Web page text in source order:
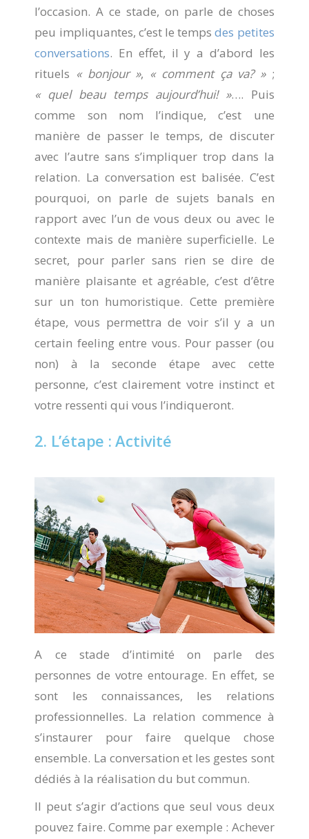
l’occasion. A ce stade, on parle de choses
peu impliquantes, c’est le tempsdes petites
conversations. En effet, il y a d’abord les
rituels « bonjour », « comment ça va? »;
« quel beau temps aujourd’hui! »…. Puis
comme son nom l’indique, c’est une
manière de passer le temps, de discuter
avec l’autre sans s’impliquer trop dans la
relation. La conversation est balisée. C’est
pourquoi, on parle de sujets banals en
rapport avec l’un de vous deux ou avec le
contexte mais de manière superficielle. Le
secret, pour parler sans rien se dire de
manière plaisante et agréable, c’est d’être
sur un ton humoristique. Cette première
étape, vous permettra de voir s’il y a un
certain feeling entre vous. Pour passer (ou
non) à la seconde étape avec cette
personne, c’est clairement votre instinct et
votre ressenti qui vous l’indiqueront.
2. L’étape : Activité
A ce stade d’intimité on parle des
personnes de votre entourage. En effet, se
sont les connaissances, les relations
professionnelles. La relation commence à
s’instaurer pour faire quelque chose
ensemble. La conversation et les gestes sont
dédiés à la réalisation du but commun.
Il peut s’agir d’actions que seul vous deux
pouvez faire. Comme par exemple : Achever